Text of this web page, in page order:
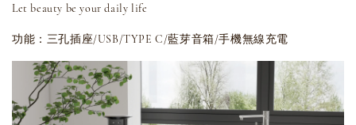
Let beauty be your daily life
功能：三孔插座/USB/TYPE C/藍芽音箱/手機無線充電